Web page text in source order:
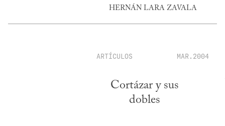
HERNÁN LARA ZAVALA
ARTÍCULOS MAR.2004
Cortázar y sus
dobles